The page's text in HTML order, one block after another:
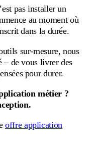
pas installer un
au moment où
dans la durée.
sur-mesure, nous
– de vous livrer des
pour durer.
métier ?
offre application